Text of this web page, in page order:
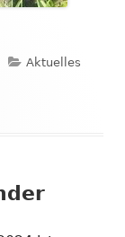
Kategorien
Aktuelles